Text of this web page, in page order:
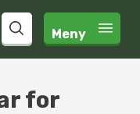
search Meny
for